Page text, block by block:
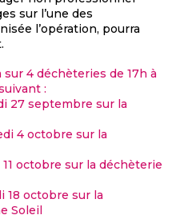
sur l’une des
l’opération, pourra
sur 4 déchèteries de 17h à
:
27 septembre sur la
4 octobre sur la
octobre sur la déchèterie
18 octobre sur la
Soleil